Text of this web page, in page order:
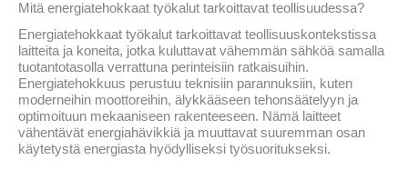
Mitä energiatehokkaat työkalut tarkoittavat teollisuudessa?
Energiatehokkaat työkalut tarkoittavat teollisuuskontekstissa
laitteita ja koneita, jotka kuluttavat vähemmän sähköä samalla
tuotantotasolla verrattuna perinteisiin ratkaisuihin.
Energiatehokkuus perustuu teknisiin parannuksiin, kuten
moderneihin moottoreihin, älykkääseen tehonsäätelyyn ja
optimoituun mekaaniseen rakenteeseen. Nämä laitteet
vähentävät energiahävikkiä ja muuttavat suuremman osan
käytetystä energiasta hyödylliseksi työsuoritukseksi.